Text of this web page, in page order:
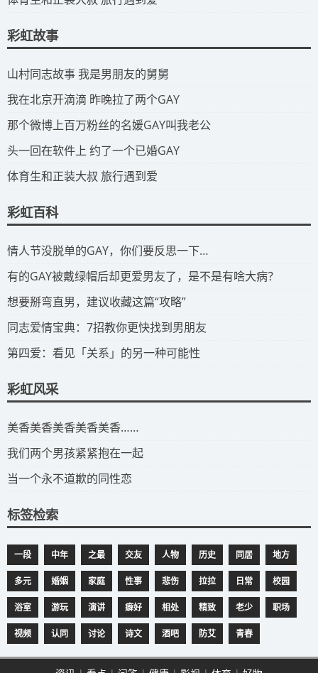
彩虹故事
​山村同志故事 我是男朋友的舅舅
​我在北京开滴滴 昨晚拉了两个GAY
​那个微博上百万粉丝的名媛GAY叫我老公
​头一回在软件上 约了一个已婚GAY
​体育生和正装大叔 旅行遇到爱
彩虹百科
​情人节没脱单的GAY，你们要反思一下…
​有的GAY被戴绿帽后却更爱男友了，是不是有啥大病？
​想要掰弯直男，建议收藏这篇“攻略”
​同志爱情宝典：7招教你更快找到男朋友
​第四爱：看见「关系」的另一种可能性
彩虹风采
​美香美香美香美香美香……
我们两个男孩紧紧抱在一起
当一个永不道歉的同性恋
标签检索
一段 中年 之最 交友 人物 历史 同居 地方
多元 婚姻 家庭 性事 悲伤 拉拉 日常 校园
浴室 游玩 演讲 癖好 相处 精致 老少 职场
视频 认同 讨论 诗文 酒吧 防艾 青春